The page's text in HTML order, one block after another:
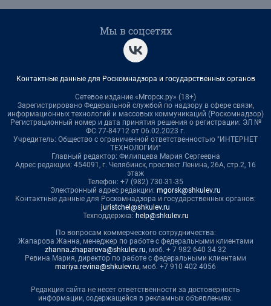
Мы в соцсетях
Контактные данные для Роскомнадзора и государственных органов
Сетевое издание «Мгорск.ру» (18+)
Зарегистрировано Федеральной службой по надзору в сфере связи,
информационных технологий и массовых коммуникаций (Роскомнадзор)
Регистрационный номер и дата принятия решения о регистрации: ЭЛ №
ФС 77-84712 от 06.02.2023 г.
Учредитель: Общество с ограниченной ответственностью "ИНТЕРНЕТ
ТЕХНОЛОГИИ"
Главный редактор: Филипцева Мария Сергеевна
Адрес редакции: 454091, г. Челябинск, проспект Ленина, 26А, стр.2, 16
этаж
Телефон: +7 (982) 730-31-35
Электронный адрес редакции: mgorsk@shkulev.ru
Контактные данные для Роскомнадзора и государственных органов:
juristchel@shkulev.ru
Техподдержка: help@shkulev.ru
По вопросам коммерческого сотрудничества:
Жапарова Жанна, менеджер по работе с федеральными клиентами
zhanna.zhaparova@shkulev.ru, моб. + 7 982 640 34 32
Ревина Мария, директор по работе с федеральными клиентами
mariya.revina@shkulev.ru, моб. +7 910 402 4056
Редакция сайта не несет ответственности за достоверность
информации, содержащейся в рекламных объявлениях.